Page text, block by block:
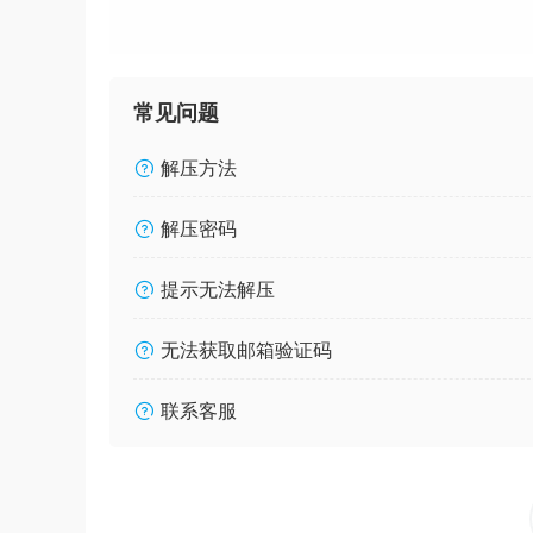
常见问题
解压方法
解压密码
提示无法解压
无法获取邮箱验证码
联系客服